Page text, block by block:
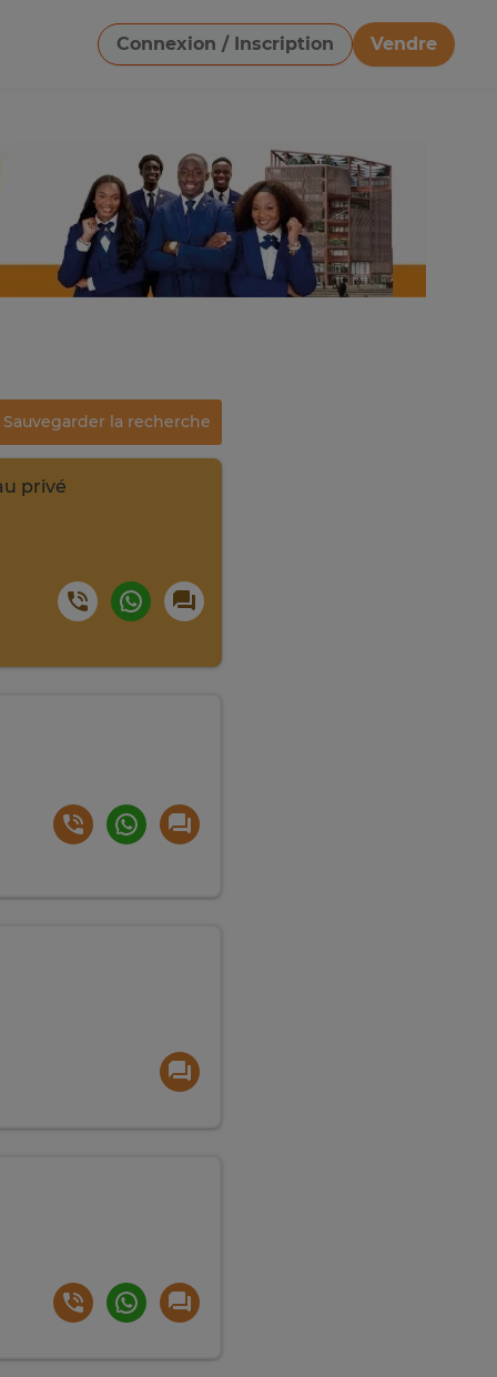
Connexion / Inscription
Vendre
Télécharger une image
Sauvegarder la recherche
privé